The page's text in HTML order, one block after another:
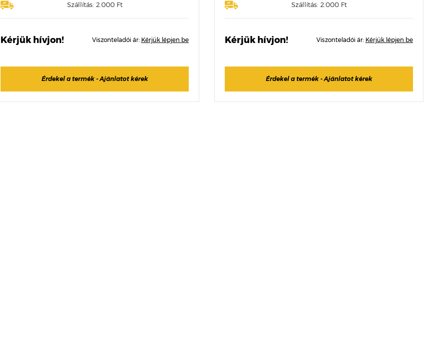
Szállítás: 2.000 Ft
Kérjük hívjon! Viszonteladói ár: Kérjük lépjen be
Érdekel a termék - Ajánlatot kérek
Szállítás: 2.000 Ft
Kérjük hívjon! Viszonteladói ár: Kérjük lépjen be
Érdekel a termék - Ajánlatot kérek